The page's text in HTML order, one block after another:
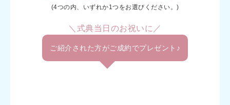
(4つの内、いずれか1つをお選びください。)
＼式典当日のお祝いに／
ご紹介された方がご成約でプレゼント♪